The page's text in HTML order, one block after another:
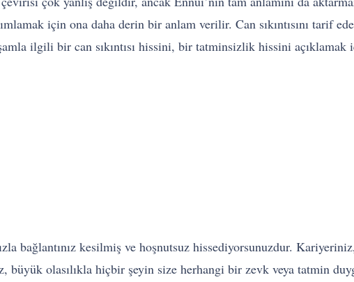
için ona daha derin bir anlam verilir. Can sıkıntısını tarif
ilgili bir can sıkıntısı hissini, bir tatminsizlik hissini açıklamak
bağlantınız kesilmiş ve hoşnutsuz hissediyorsunuzdur.
büyük olasılıkla hiçbir şeyin size herhangi bir zevk veya tatmin